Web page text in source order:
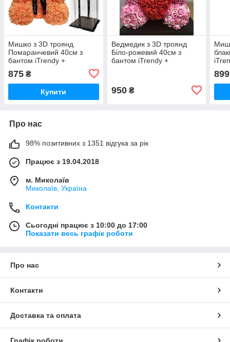
Мишко з 3D троянд
Помаранчевий 40см з
бантом iTrendy +
875 ₴
Купити
Ведмедик з 3D троянд
Біло-рожевий 40см з
бантом iTrendy +
950₴
899
Про нас
98% позитивних з 1351 відгука за рік
Працює з 19.04.2018
м. Миколаїв
Миколаїв, Україна
Контакти
Сьогодні працює з 10:00 до 17:00
Показати весь графік роботи
Про нас
Контакти
Доставка та оплата